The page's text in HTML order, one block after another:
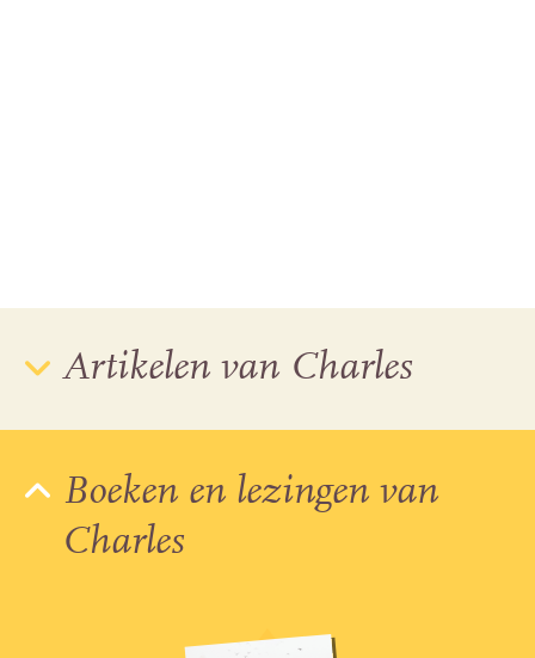
Artikelen van Charles
Boeken en lezingen van
Charles